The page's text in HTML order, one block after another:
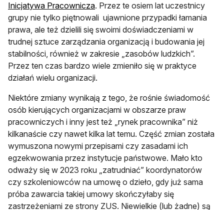
Inicjatywa Pracownicza. Przez te osiem lat uczestnicy
grupy nie tylko piętnowali ujawnione przypadki łamania
prawa, ale też dzielili się swoimi doświadczeniami w
trudnej sztuce zarządzania organizacją i budowania jej
stabilności, również w zakresie „zasobów ludzkich”.
Przez ten czas bardzo wiele zmieniło się w praktyce
działań wielu organizacji.
Niektóre zmiany wynikają z tego, że rośnie świadomość
osób kierujących organizacjami w obszarze praw
pracowniczych i inny jest też „rynek pracownika” niż
kilkanaście czy nawet kilka lat temu. Część zmian została
wymuszona nowymi przepisami czy zasadami ich
egzekwowania przez instytucje państwowe. Mało kto
odważy się w 2023 roku „zatrudniać” koordynatorów
czy szkoleniowców na umowę o dzieło, gdy już sama
próba zawarcia takiej umowy skończyłaby się
zastrzeżeniami ze strony ZUS. Niewielkie (lub żadne) są